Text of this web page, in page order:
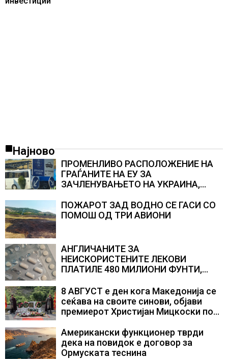
Најново
ПРОМЕНЛИВО РАСПОЛОЖЕНИЕ НА
ГРАЃАНИТЕ НА ЕУ ЗА
ЗАЧЛЕНУВАЊЕТО НА УКРАИНА,
Полска, Франција и Германија
ПОЖАРОТ ЗАД ВОДНО СЕ ГАСИ СО
ПОМОШ ОД ТРИ АВИОНИ
АНГЛИЧАНИТЕ ЗА
НЕИСКОРИСТЕНИТЕ ЛЕКОВИ
ПЛАТИЛЕ 480 МИЛИОНИ ФУНТИ,
само лекови што навистина им се
потребни
8 АВГУСТ е ден кога Македонија се
сеќава на своите синови, објави
премиерот Христијан Мицкоски по
загинувањето на десетмината
прилепски бранители
Американски функционер тврди
дека на повидок е договор за
Ормуската теснина